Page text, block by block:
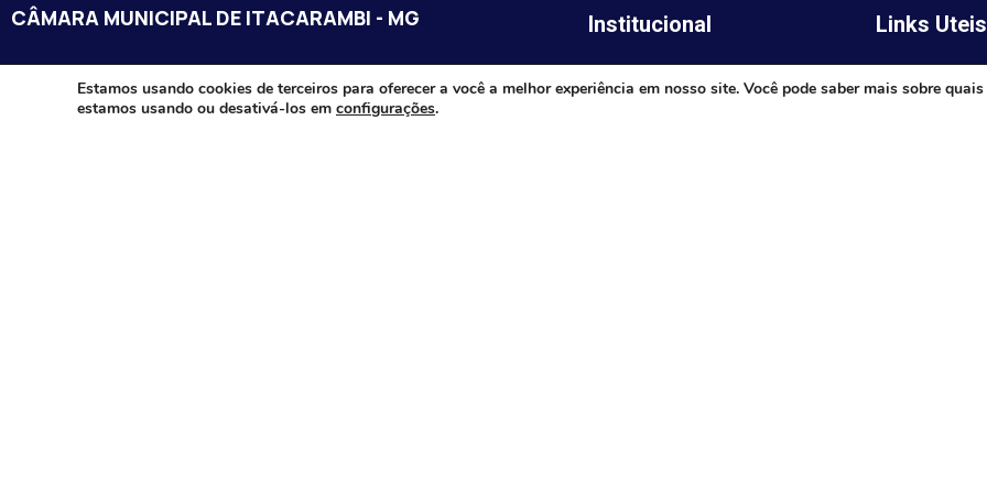
CÂMARA MUNICIPAL DE ITACARAMBI - MG
Endereço: Av. Juca Nascimento, n.º 240, Nossa Senhora de Fátima,
Itacarambi/MG – CEP: 39470-000
Institucional
Legislativo
Links Uteis
Prefeitura de
Estamos usando cookies de terceiros para oferecer a você a melhor experiência em nosso site. Você pode saber mais sobre
estamos usando ou desativá-los em configurações.